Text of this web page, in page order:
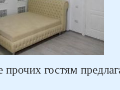
прочих гостям